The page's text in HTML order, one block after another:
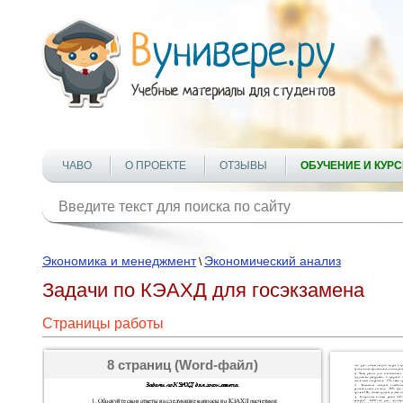
ЧАВО О ПРОЕКТЕ ОТЗЫВЫ ОБУЧЕНИЕ И
Экономика и менеджмент\ Экономический анализ
Задачи по КЭАХД для госэкзамена
Страницы работы
8 страниц (Word-файл)